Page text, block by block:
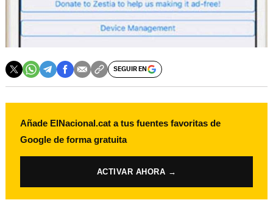
SEGUIR EN
Añade ElNacional.cat a tus fuentes favoritas de
Google de forma gratuita
ACTIVAR AHORA →